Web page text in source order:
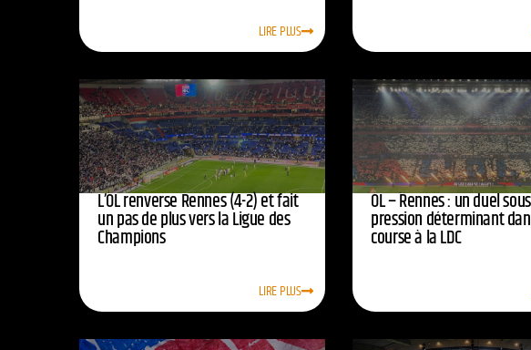
LIRE PLUS
L’OL renverse Rennes (4-2) et fait
un pas de plus vers la Ligue des
Champions
LIRE PLUS
OL – Rennes : un duel sous
pression déterminant
course à la LDC